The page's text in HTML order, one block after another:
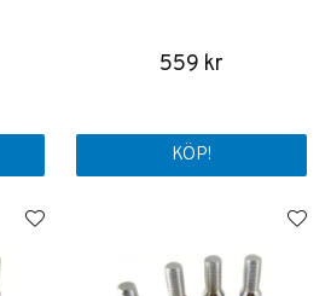
559 kr
KÖP!